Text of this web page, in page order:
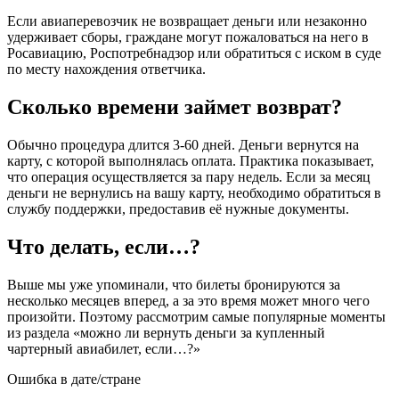
Если авиаперевозчик не возвращает деньги или незаконно
удерживает сборы, граждане могут пожаловаться на него в
Росавиацию, Роспотребнадзор или обратиться с иском в суде
по месту нахождения ответчика.
Сколько времени займет возврат?
Обычно процедура длится 3-60 дней. Деньги вернутся на
карту, с которой выполнялась оплата. Практика показывает,
что операция осуществляется за пару недель. Если за месяц
деньги не вернулись на вашу карту, необходимо обратиться в
службу поддержки, предоставив её нужные документы.
Что делать, если…?
Выше мы уже упоминали, что билеты бронируются за
несколько месяцев вперед, а за это время может много чего
произойти. Поэтому рассмотрим самые популярные моменты
из раздела «можно ли вернуть деньги за купленный
чартерный авиабилет, если…?»
Ошибка в дате/стране